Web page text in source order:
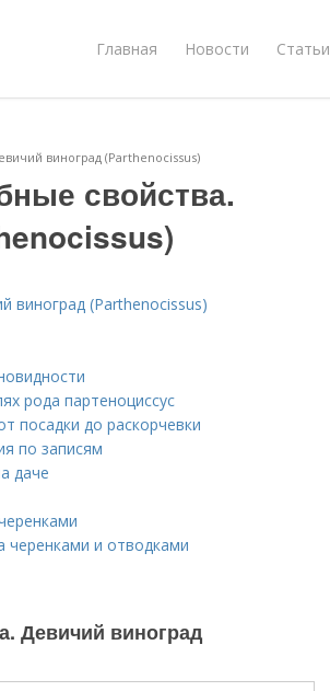
Главная Новости Статьи
виноград (Parthenocissus)
свойства.
виноград (Parthenocissus)
рода партеноциссус
посадки до раскорчевки
по записям
даче
черенками и отводками
Девичий виноград